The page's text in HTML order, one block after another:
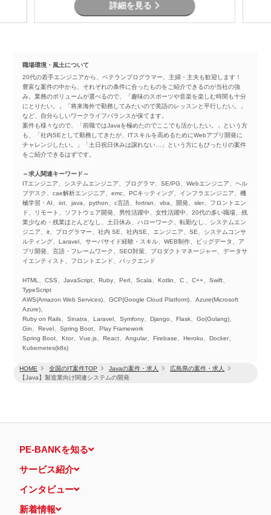
HOME 全国のIT案件TOP Javaの案件・求人
広島県の案件・求人
【Java】製造業向け関連システムの開発
詳細を見る
職場環境・風土について
20代の若手エンジニアから、ベテランプログラマー、主婦・主夫も歓迎します！
豊富な案件の中から、それぞれの条件に合ったものをご紹介できるのが当社の強
み。業務のボリュームが選べるので、「趣味のスポーツや音楽を楽しむ時間も十分
にとりたい。」「将来海外で勤務してみたいので英語のレッスンと平行したい。」
など、自分らしいワークライフバランスが保てます。
案件も様々なので、「前職ではJavaを極めたのでここでも活かしたい。」という方
も、「社内SEとして勤務してきたが、ITスキルを高めるためにWebアプリ開発に
チャレンジしたい。」「土日祝日休みは譲れない…」という方にもぴったりの案件
をご紹介できるはずです。
～求人関連キーワード～
ITエンジニア、システムエンジニア、プログラマ、SE/PG、Webエンジニア、ヘル
プデスク、cae解析エンジニア、emc、PCキッティング、インフラエンジニア、機
械学習・AI、iot、java、python、c言語、fortran、vba、開発、sler、フロントエン
ド、リモート、ソフトウェア開発、男性活躍中、女性活躍中、20代の多い職場、残
業少なめ・残業ほとんどなし、土日休み、ハローワーク、転勤なし、システムエン
ジニア、it、プログラマー、社内 SE、社内SE、エンジニア、SE、システムコンサ
ルティング、Laravel、サーバサイド経験・スキル、WEB制作、ビッグデータ、ア
プリ開発、言語・フレームワーク、SEO対策、プロダクトマネージャー、データサ
イエンティスト、フロントエンド、バックエンド
HTML、CSS、JavaScript、Ruby、Perl、Scala、Kotlin、C 、C++、Swift、
TypeScript
AWS(Amazon Web Services)、GCP(Google Cloud Platform)、Azure(Microsoft
Azure)、
Ruby on Rails、Sinatra、Laravel、Symfony、Django、Flask、Go(Golang)、
Gin、Revel、Spring Boot、Play Framework
Spring Boot、Ktor、Vue.js、React、Angular、Firebase、Heroku、Docker、
Kubernetes(k8s)
PE-BANKを知る
サービス紹介
インタビュー
新着情報